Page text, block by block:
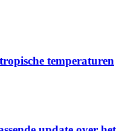
temperaturen